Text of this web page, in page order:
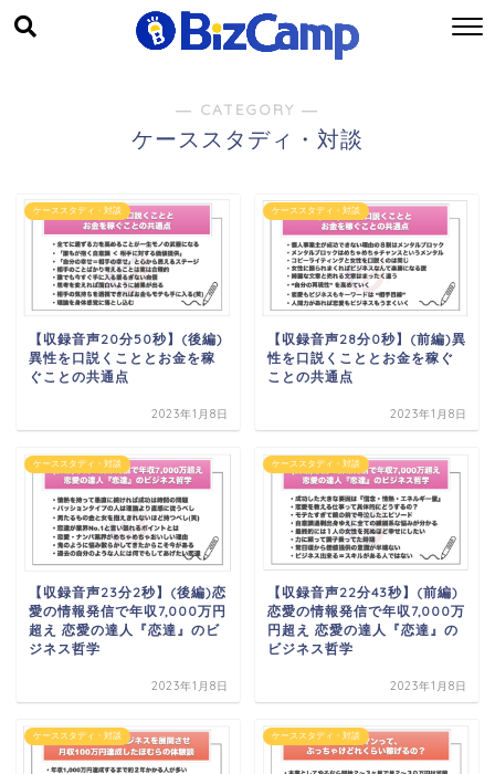
― CATEGORY ―
ケーススタディ・対談
ケーススタディ・対談
【収録音声20分50秒】(後編)
異性を口説くこととお金を稼
ぐことの共通点
2023年1月8日
ケーススタディ・対談
【収録音声28分0秒】(前編)異
性を口説くこととお金を稼ぐ
ことの共通点
2023年1月8日
ケーススタディ・対談
【収録音声23分2秒】(後編)恋
愛の情報発信で年収7,000万円
超え 恋愛の達人『恋達』のビ
ジネス哲学
2023年1月8日
ケーススタディ・対談
【収録音声22分43秒】(前編)
恋愛の情報発信で年収7,000万
円超え 恋愛の達人『恋達』の
ビジネス哲学
2023年1月8日
ケーススタディ・対談 ケーススタディ・対談